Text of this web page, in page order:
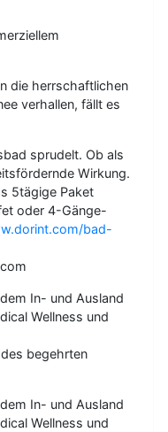
die herrschaftlichen
verhallen, fällt es
sprudelt. Ob als
Wirkung.
5tägige Paket
oder 4-Gänge-
bad-
In- und Ausland
Wellness und
begehrten
In- und Ausland
Wellness und